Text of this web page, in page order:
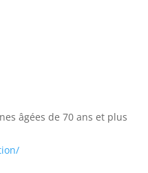
âgées de 70 ans et plus